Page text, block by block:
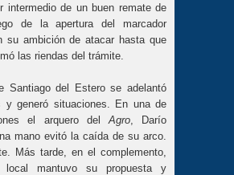
intermedio de un buen remate de
de la apertura del marcador
su ambición de atacar hasta que
las riendas del trámite.
Santiago del Estero se adelantó
y generó situaciones. En una de
el arquero del Agro, Darío
mano evitó la caída de su arco.
Más tarde, en el complemento,
local mantuvo su propuesta y